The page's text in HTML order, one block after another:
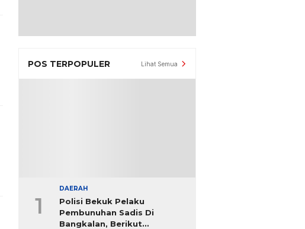
POS TERPOPULER Lihat Semua
1
DAERAH
Polisi Bekuk Pelaku
Pembunuhan Sadis Di
Bangkalan, Berikut